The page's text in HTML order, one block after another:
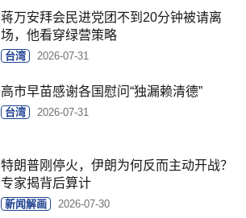
蒋万安拜会民进党团不到20分钟被请离
场，他看穿绿营策略
台湾 2026-07-31
高市早苗感谢各国慰问“独漏赖清德”
台湾 2026-07-31
特朗普刚停火，伊朗为何反而主动开战？
专家揭背后算计
新闻解画 2026-07-30